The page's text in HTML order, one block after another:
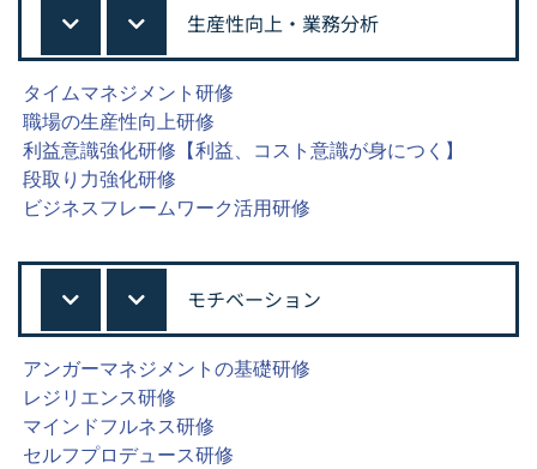
生産性向上・業務分析
タイムマネジメント研修
職場の生産性向上研修
利益意識強化研修【利益、コスト意識が身につく】
段取り力強化研修
ビジネスフレームワーク活用研修
モチベーション
アンガーマネジメントの基礎研修
レジリエンス研修
マインドフルネス研修
セルフプロデュース研修